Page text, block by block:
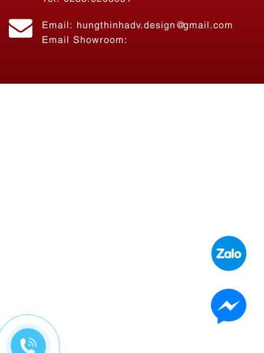
GÒN
Thi công bảng hiệu Bánh Mì Hoàng Phát Sài Gòn
Email: hungthinhadv.design@gmail.com
Email Showroom: